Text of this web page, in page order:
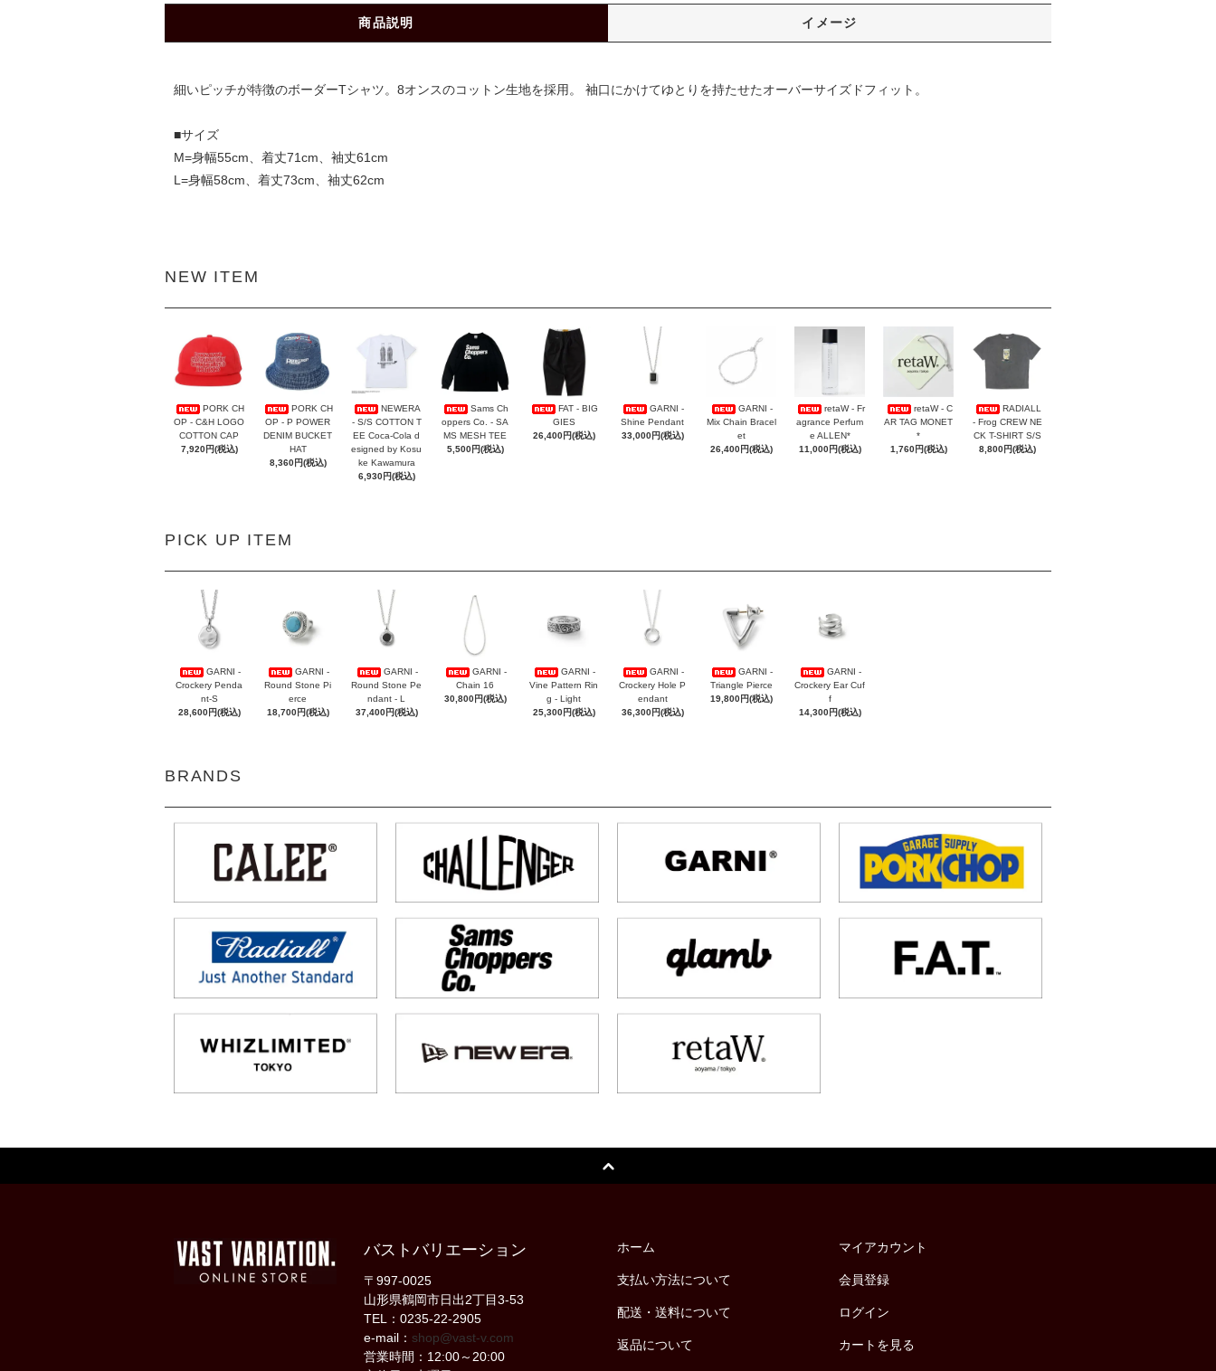
商品説明 イメージ
細いピッチが特徴のボーダーTシャツ。8オンスのコットン生地を採用。 袖口にかけてゆとりを持たせたオーバーサイズドフィット。
■サイズ
M=身幅55cm、着丈71cm、袖丈61cm
L=身幅58cm、着丈73cm、袖丈62cm
NEW ITEM
PORK CH
OP - C&H LOGO
COTTON CAP
7,920円(税込)
PORK CH
OP - P POWER
DENIM BUCKET
HAT
8,360円(税込)
NEWERA
- S/S COTTON T
EE Coca-Cola d
esigned by Kosu
ke Kawamura
6,930円(税込)
Sams Ch
oppers Co. - SA
MS MESH TEE
5,500円(税込)
FAT - BIG
GIES
26,400円(税込)
GARNI -
Shine Pendant
33,000円(税込)
GARNI -
Mix Chain Bracel
et
26,400円(税込)
retaW - Fr
agrance Perfum
e ALLEN*
11,000円(税込)
retaW - C
AR TAG MONET
*
1,760円(税込)
RADIALL
- Frog CREW NE
CK T-SHIRT S/S
8,800円(税込)
PICK UP ITEM
GARNI -
Crockery Penda
nt-S
28,600円(税込)
GARNI -
Round Stone Pi
erce
18,700円(税込)
GARNI -
Round Stone Pe
ndant - L
37,400円(税込)
GARNI -
Chain 16
30,800円(税込)
GARNI -
Vine Pattern Rin
g - Light
25,300円(税込)
GARNI -
Crockery Hole P
endant
36,300円(税込)
GARNI -
Triangle Pierce
19,800円(税込)
GARNI -
Crockery Ear Cuf
f
14,300円(税込)
BRANDS
バストバリエーション
〒997-0025
山形県鶴岡市日出2丁目3-53
TEL：0235-22-2905
e-mail： shop@vast-v.com
営業時間：12:00～20:00
ホーム
支払い方法について
配送・送料について
返品について
マイアカウント
会員登録
ログイン
カートを見る